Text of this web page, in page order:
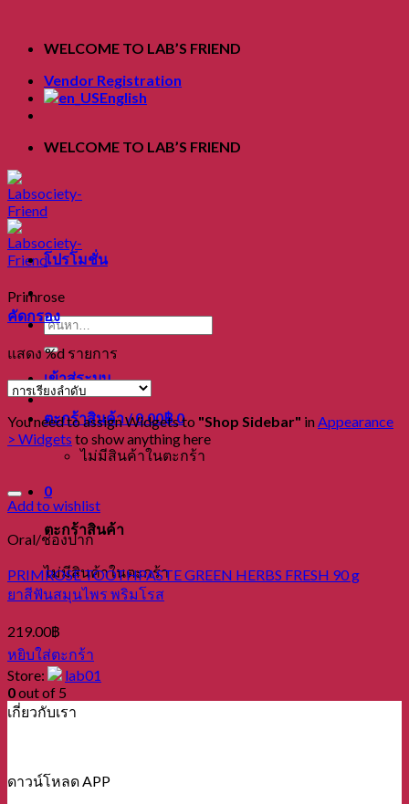
contentWELCOME TO LAB’S FRIEND
Vendor Registration
English
WELCOME TO LAB’S FRIEND
ค้นหา:
เข้าสู่ระบบ
ตะกร้าสินค้า /0.00฿0
ไม่มีสินค้าในตะกร้า
0
ตะกร้าสินค้า
ไม่มีสินค้าในตะกร้า
โปรโมชั่น
Primrose
คัดกรอง
แสดง %d รายการ
You need to assign Widgets to "Shop Sidebar" inAppearance
> Widgets to show anything here
Add to wishlist
Oral/ช่องปาก
PRIMROSE TOOTHPASTE GREEN HERBS FRESH 90 g
ยาสีฟันสมุนไพร พริมโรส
219.00฿
หยิบใส่ตะกร้า
Store:
lab01
0out of 5
เกี่ยวกับเรา
ดาวน์โหลด APP